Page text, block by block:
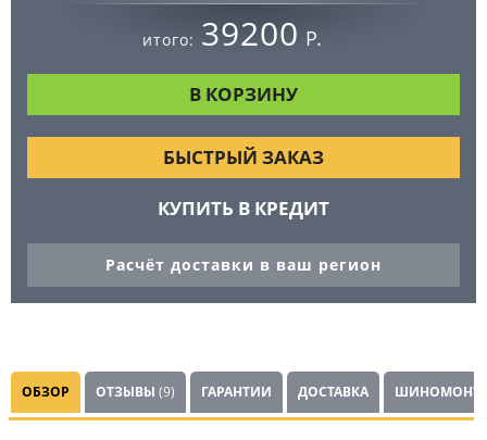
итого: 39200 Р.
БЫСТРЫЙ ЗАКАЗ
КУПИТЬ В КРЕДИТ
Расчёт доставки в ваш регион
ОБЗОР ОТЗЫВЫ (9) ГАРАНТИИ ДОСТАВКА